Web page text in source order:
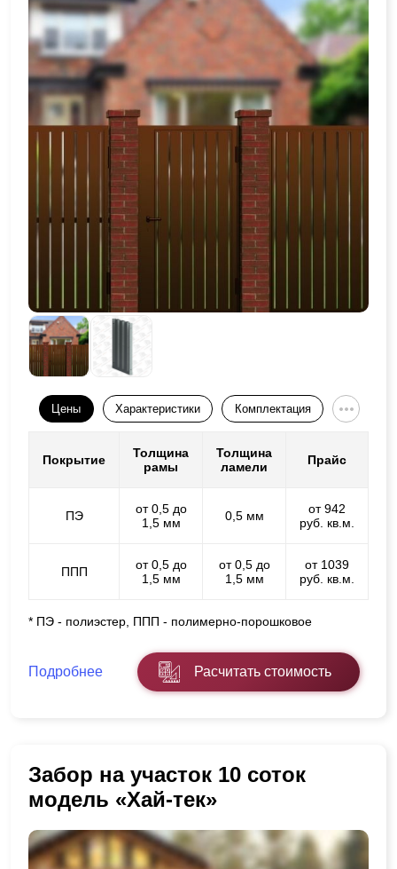
Цены Характеристики Комплектация
Покрытие
Толщина
рамы
Толщина
ламели
Прайс
ПЭ
от 0,5 до
1,5 мм
0,5 мм
от 942
руб. кв.м.
ППП
от 0,5 до
1,5 мм
от 0,5 до
1,5 мм
от 1039
руб. кв.м.
* ПЭ - полиэстер, ППП - полимерно-порошковое
Подробнее Расчитать стоимость
Забор на участок 10 соток
модель «Хай-тек»